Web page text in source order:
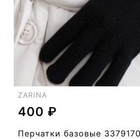
ZARINA
400 ₽
Перчатки базовые